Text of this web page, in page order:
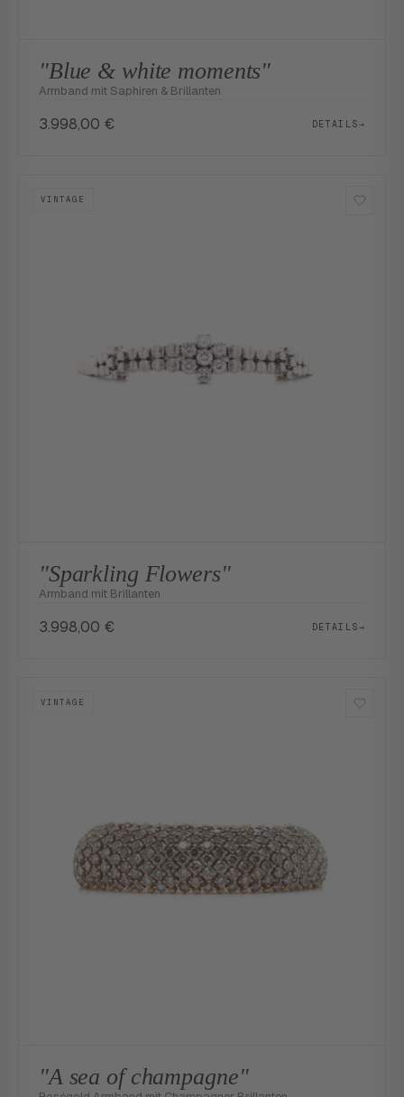
"Blue & white moments"
Armband mit Saphiren & Brillanten
3.998,00 € DETAILS→
VINTAGE
"Sparkling Flowers"
Armband mit Brillanten
3.998,00 € DETAILS→
VINTAGE
"A sea of champagne"